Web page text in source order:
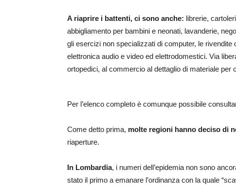
A riaprire i battenti, ci sono anche: librerie,
abbigliamento per bambini e neonati, lavanderie,
gli esercizi non specializzati di computer, le
elettronica audio e video ed elettrodomestici. Via
ortopedici, al commercio al dettaglio di materiale per
Per l’elenco completo è comunque possibile
Come detto prima, molte regioni hanno deciso di
riaperture.
In Lombardia, i numeri dell’epidemia non sono
stato il primo a emanare l’ordinanza con la quale